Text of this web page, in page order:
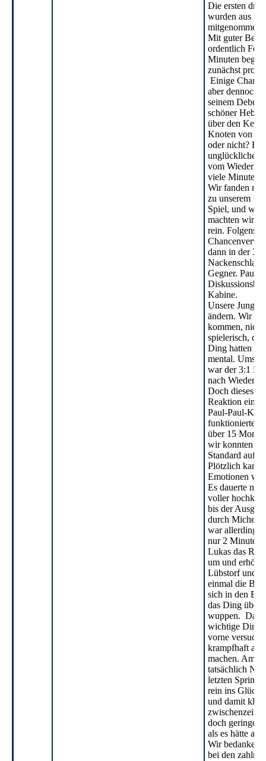
Die ersten drei
wurden aus
mitgenommen.
Mit guter
ordentlich
Minuten
zunächst pro
Einige
aber dennoch
seinem
schöner Heber
über den
Knoten von
oder nicht? Es
unglückliches
vom
viele Minuten
Wir fanden
zu unserem
Spiel, und
machten wir
rein.
dann in der 37'
Nackenschlag
Gegner.
Kabine.
Unsere Jungs
ändern. Wir
kommen, nicht
spielerisch, das
Ding hatten
mental. Umso
war der 3:1
nach
Doch dieses
Reaktion eine
Paul-Paul-
funktionierte
über 15
wir konnten
Standard auf
Plötzlich
Emotionen
Es dauerte nur
voller
bis der
durch Michel
war allerdings
nur 2 Minuten
Lukas das
um und erhöht
Lübstorf und
einmal die
sich in den
das Ding über
wuppen.
wichtige
vorne
krampfhaft
machen. Am
tatsächlich
letzten Sprint
rein ins Glück.
und damit
doch geringer
als es hätte
Wir bedanken
bei den